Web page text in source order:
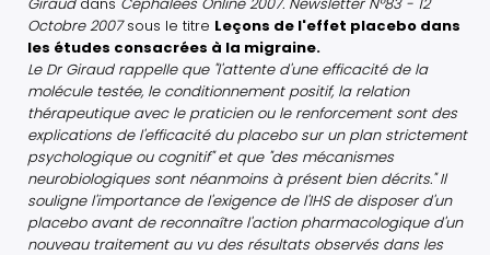
Octobre 2007sous le titre Leçons de l'effet placebo dans
les études consacrées à la migraine.
Le Dr Giraud rappelle que "l'attente d'une efficacité de la
molécule testée, le conditionnement positif, la relation
thérapeutique avec le praticien ou le renforcement sont des
explications de l'efficacité du placebo sur un plan strictement
psychologique ou cognitif" et que "des mécanismes
neurobiologiques sont néanmoins à présent bien décrits." Il
souligne l'importance de l'exigence de l'IHS de disposer d'un
placebo avant de reconnaître l'action pharmacologique d'un
nouveau traitement au vu des résultats observés dans les